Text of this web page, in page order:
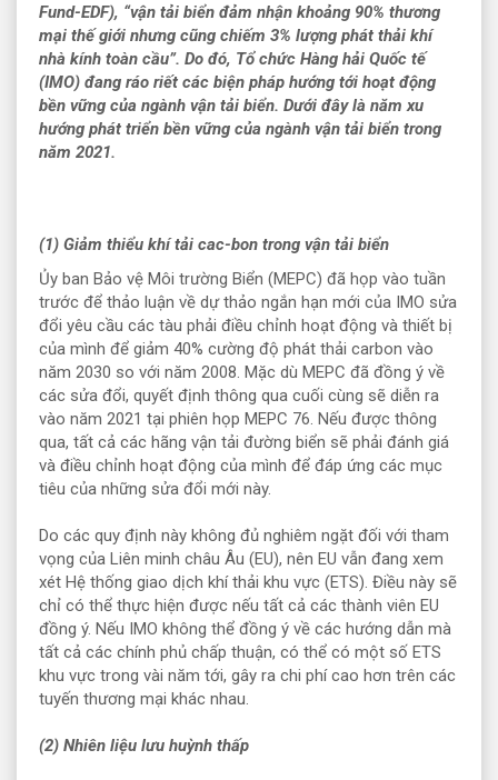
Fund-EDF), “vận tải biển đảm nhận khoảng 90% thương
mại thế giới nhưng cũng chiếm 3% lượng phát thải khí
nhà kính toàn cầu”. Do đó, Tổ chức Hàng hải Quốc tế
(IMO) đang ráo riết các biện pháp hướng tới hoạt động
bền vững của ngành vận tải biển. Dưới đây là năm xu
hướng phát triển bền vững của ngành vận tải biển trong
năm 2021.
(1) Giảm thiểu khí tải cac-bon trong vận tải biển
Ủy ban Bảo vệ Môi trường Biển (MEPC) đã họp vào tuần
trước để thảo luận về dự thảo ngắn hạn mới của IMO sửa
đổi yêu cầu các tàu phải điều chỉnh hoạt động và thiết bị
của mình để giảm 40% cường độ phát thải carbon vào
năm 2030 so với năm 2008. Mặc dù MEPC đã đồng ý về
các sửa đổi, quyết định thông qua cuối cùng sẽ diễn ra
vào năm 2021 tại phiên họp MEPC 76. Nếu được thông
qua, tất cả các hãng vận tải đường biển sẽ phải đánh giá
và điều chỉnh hoạt động của mình để đáp ứng các mục
tiêu của những sửa đổi mới này.
Do các quy định này không đủ nghiêm ngặt đối với tham
vọng của Liên minh châu Âu (EU), nên EU vẫn đang xem
xét Hệ thống giao dịch khí thải khu vực (ETS). Điều này sẽ
chỉ có thể thực hiện được nếu tất cả các thành viên EU
đồng ý. Nếu IMO không thể đồng ý về các hướng dẫn mà
tất cả các chính phủ chấp thuận, có thể có một số ETS
khu vực trong vài năm tới, gây ra chi phí cao hơn trên các
tuyến thương mại khác nhau.
(2) Nhiên liệu lưu huỳnh thấp